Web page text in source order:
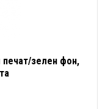
печат/зелен фон,